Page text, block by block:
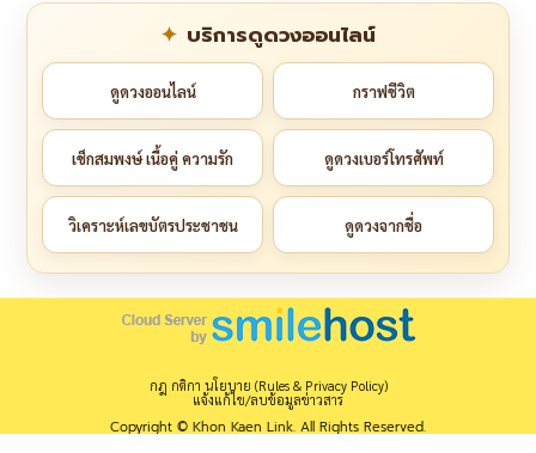
บริการดูดวงออนไลน์
ดูดวงออนไลน์ กราฟชีวิต
เช็กสมพงษ์ เนื้อคู่ ความรัก ดูดวงเบอร์โทรศัพท์
วิเคราะห์เลขบัตรประชาชน ดูดวงจากชื่อ
กฎ กติกา นโยบาย (Rules & Privacy Policy)
แจ้งแก้ไข/ลบข้อมูลข่าวสาร
Copyright © Khon Kaen Link. All Rights Reserved.